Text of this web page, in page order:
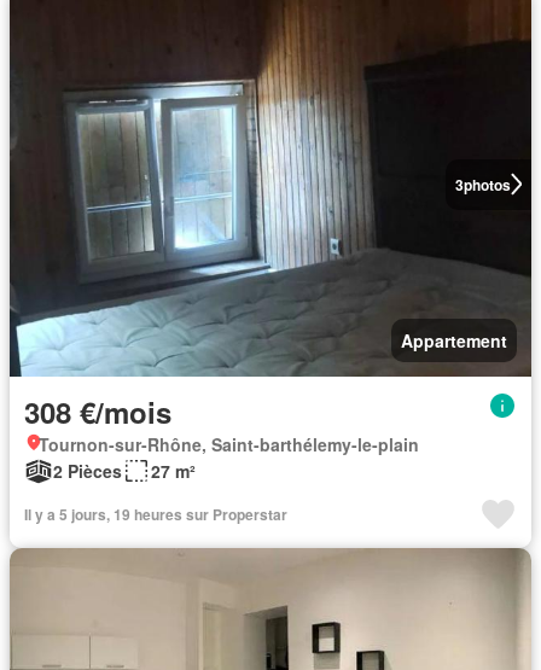
3photos
Appartement
308 €/mois
Tournon-sur-Rhône, Saint-barthélemy-le-plain
2 Pièces
27 m²
Il y a 5 jours, 19 heures sur Properstar